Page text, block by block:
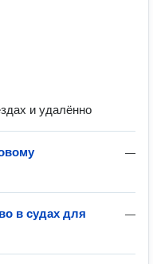
и удалённо
—
—
в судах для